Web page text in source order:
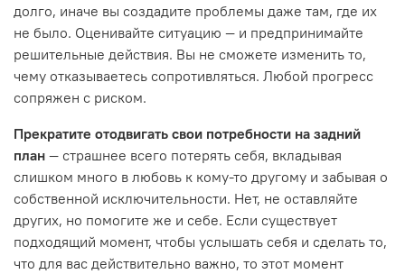
долго, иначе вы создадите проблемы даже там, где их
не было. Оценивайте ситуацию — и предпринимайте
решительные действия. Вы не сможете изменить то,
чему отказываетесь сопротивляться. Любой прогресс
сопряжен с риском.
Прекратите отодвигать свои потребности на задний
план — страшнее всего потерять себя, вкладывая
слишком много в любовь к кому-то другому и забывая о
собственной исключительности. Нет, не оставляйте
других, но помогите же и себе. Если существует
подходящий момент, чтобы услышать себя и сделать то,
что для вас действительно важно, то этот момент